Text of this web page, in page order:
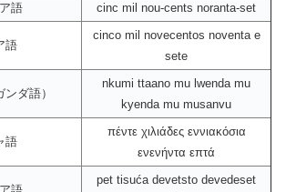
語
cinc mil nou-cents noranta-set
語
cinco mil novecentos noventa e
sete
ダ語）
nkumi ttaano mu lwenda mu
kyenda mu musanvu
語
πέντε χιλιάδες εννιακόσια
ενενήντα επτά
pet tisuća devetsto devedeset